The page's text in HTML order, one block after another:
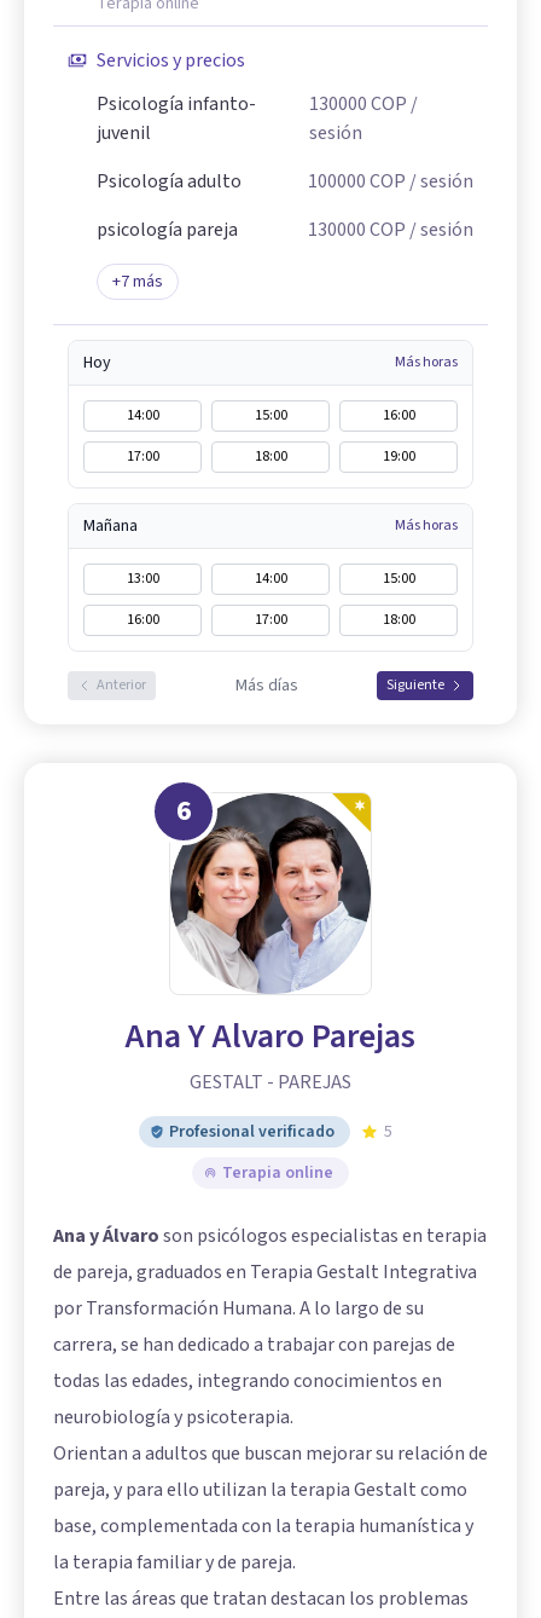
Servicios y precios
Psicología infanto-
juvenil
130000COP /
sesión
Psicología adulto
100000COP / sesión
psicología pareja
130000COP / sesión
+7más
Hoy Más horas
14:00 15:00
16:00
17:00
18:00 19:00
Mañana Más horas
13:00 14:00
15:00
16:00
17:00 18:00
Anterior Más días Siguiente
6
Ana Y Alvaro Parejas
GESTALT - PAREJAS
Profesional verificado
5
Terapia online
Ana y Álvaroson psicólogos especialistas en terapia
de pareja, graduados en Terapia Gestalt Integrativa
por Transformación Humana. A lo largo de su
carrera, se han dedicado a trabajar con parejas de
todas las edades, integrando conocimientos en
neurobiología y psicoterapia.
Orientan a adultos que buscan mejorar su relación de
pareja, y para ello utilizan la terapia Gestalt como
base, complementada con la terapia humanística y
la terapia familiar y de pareja.
Entre las áreas que tratan destacan los problemas